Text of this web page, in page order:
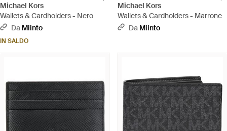
Michael Kors
Wallets & Cardholders - Nero
Da Miinto
IN SALDO
Michael Kors
Wallets & Cardholders - Marrone
Da Miinto